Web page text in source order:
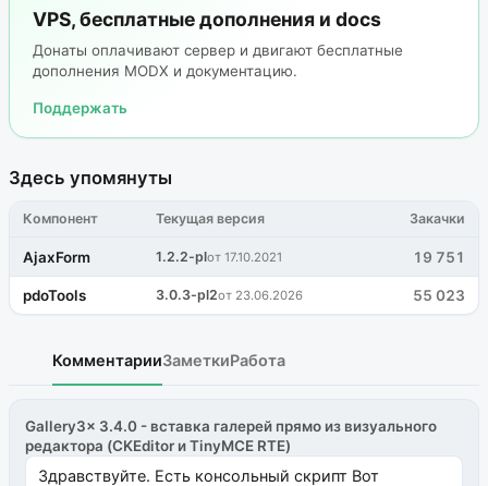
VPS, бесплатные дополнения и docs
Донаты оплачивают сервер и двигают бесплатные
дополнения MODX и документацию.
Поддержать
Здесь упомянуты
Компонент Текущая версия Закачки
AjaxForm 1.2.2-plот 17.10.2021 19 751
pdoTools 3.0.3-pl2от 23.06.2026 55 023
КомментарииЗаметкиРабота
Gallery3x 3.4.0 - вставка галерей прямо из визуального
редактора (CKEditor и TinyMCE RTE)
Здравствуйте. Есть консольный скрипт Вот